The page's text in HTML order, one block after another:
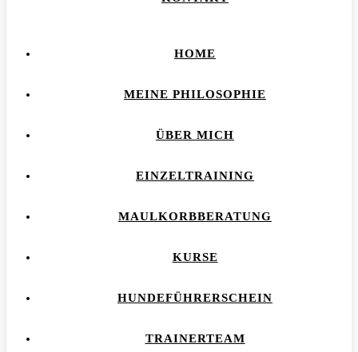
HOME
MEINE PHILOSOPHIE
ÜBER MICH
EINZELTRAINING
MAULKORBBERATUNG
KURSE
HUNDEFÜHRERSCHEIN
TRAINERTEAM